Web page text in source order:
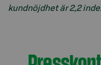
kundnöjdhet är 2,2